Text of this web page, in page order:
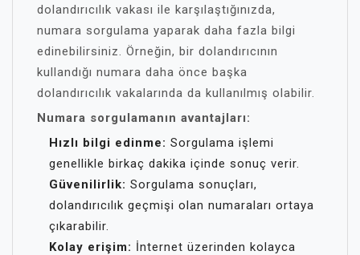
dolandırıcılık vakası ile karşılaştığınızda,
numara sorgulama yaparak daha fazla bilgi
edinebilirsiniz. Örneğin, bir dolandırıcının
kullandığı numara daha önce başka
dolandırıcılık vakalarında da kullanılmış olabilir.
Numara sorgulamanın avantajları:
Hızlı bilgi edinme: Sorgulama işlemi
genellikle birkaç dakika içinde sonuç verir.
Güvenilirlik: Sorgulama sonuçları,
dolandırıcılık geçmişi olan numaraları ortaya
çıkarabilir.
Kolay erişim: İnternet üzerinden kolayca